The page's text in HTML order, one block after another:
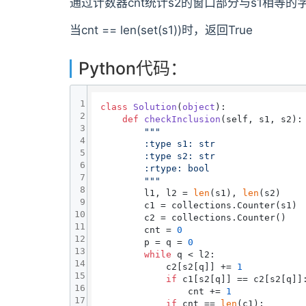
通过计数器cnt统计s2的窗口部分与s1相等的
当cnt == len(set(s1))时，返回True
Python代码：
class Solution ( object ):
def
checkInclusion ( self, s1, s2 ):
"""
        :type s1: str
        :type s2: str
        :rtype: bool
        """
        l1, l2 =
len (s1), len (s2)
        c1 = collections.Counter(s1)
        c2 = collections.Counter()
        cnt =
0
        p = q =
0
while q < l2:
            c2[s2[q]] +=
1
if c1[s2[q]] == c2[s2[q]]:
                cnt +=
1
if cnt == len (c1):
1
2
3
4
5
6
7
8
9
10
11
12
13
14
15
16
17